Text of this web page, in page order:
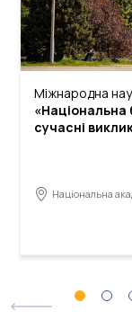
Міжнародна
«Національна
сучасні
Національна